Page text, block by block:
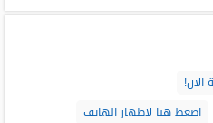
الان!
اضغط هنا لاظهار الهاتف